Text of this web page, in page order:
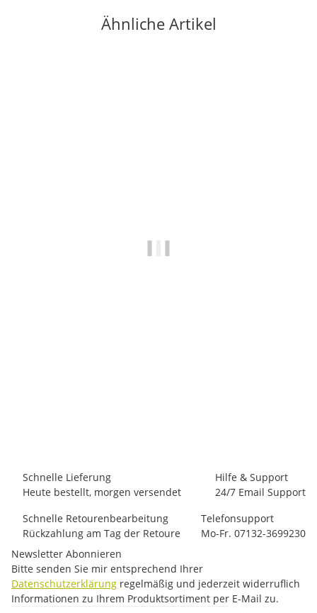
Ähnliche Artikel
Schnelle Lieferung
Heute bestellt, morgen versendet
Hilfe & Support
24/7 Email Support
Schnelle Retourenbearbeitung
Rückzahlung am Tag der Retoure
Telefonsupport
Mo-Fr. 07132-3699230
Newsletter Abonnieren
Bitte senden Sie mir entsprechend Ihrer
Datenschutzerklärung regelmäßig und jederzeit widerruflich
Informationen zu Ihrem Produktsortiment per E-Mail zu.